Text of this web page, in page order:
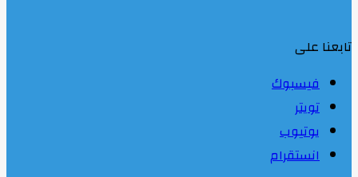
تابعنا على
فيسبوك
تويتر
يوتيوب
انستقرام